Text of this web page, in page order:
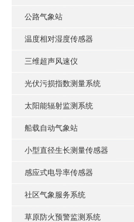
公路气象站
温度相对湿度传感器
三维超声风速仪
光伏污损指数测量系统
太阳能辐射监测系统
船载自动气象站
小型直径生长测量传感器
感应式电导率传感器
社区气象服务系统
草原防火预警监测系统